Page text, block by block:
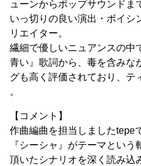
ューンからポップサウンドま
いっ切りの良い演出・ボイシ
リエイター。
繊細で優しいニュアンスの中
青い』歌詞から、毒を含みな
グも高く評価されており、テ
。
【コメント】
作曲編曲を担当しましたtepe
『シーシャ』がテーマとい
頂いたシナリオを深く読み込